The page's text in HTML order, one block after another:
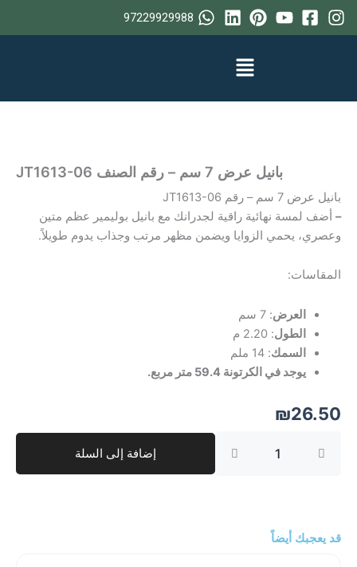
تخطي
إلى
97229929988
بانيل عرض 7 سم – رقم الصنف ‎JT1613-06
بانيل عرض 7 سم – رقم ‎JT1613-06
– أضف لمسة نهائية راقية لجدرانك مع بانيل بوليمير عظم متين
وعصري، يحمي الزوايا ويضمن مظهر مرتب وجذاب يدوم طويلاً.
المقاسات:
العرض: 7 سم
الطول: 2.20 م
السمك: 14 ملم
يوجد في الكرتونة 59.4 متر مربع.
₪26.50
رقم
إضافة إلى السلة
قد يعجبك أيضاً